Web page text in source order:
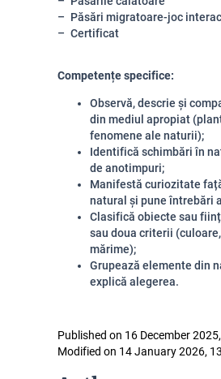
Păsări migratoare-joc
Certificat
Competențe specifice:
Observă, descrie și
din mediul apropiat
fenomene ale naturii);
Identifică schimbări în
de anotimpuri;
Manifestă curiozitate
natural și pune întrebări
Clasifică obiecte sau
sau doua criterii
mărime);
Grupează elemente din
explică alegerea.
Published on 16 December
Modified on 14 January 2026,